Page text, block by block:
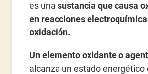
es una sustancia que causa
en reacciones
oxidación.
Un elemento oxidante o
alcanza un estado energético